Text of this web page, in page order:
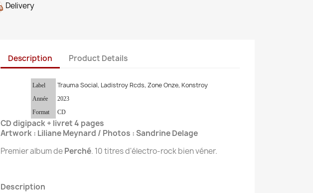
Delivery
Description Product Details
Label Trauma Social, Ladistroy Rcds, Zone Onze, Konstroy
Année
2023
Format
CD
CD digipack + livret 4 pages
Artwork : Liliane Meynard / Photos : Sandrine Delage
Premier album dePerché. 10 titres d'électro-rock bien véner.
Description